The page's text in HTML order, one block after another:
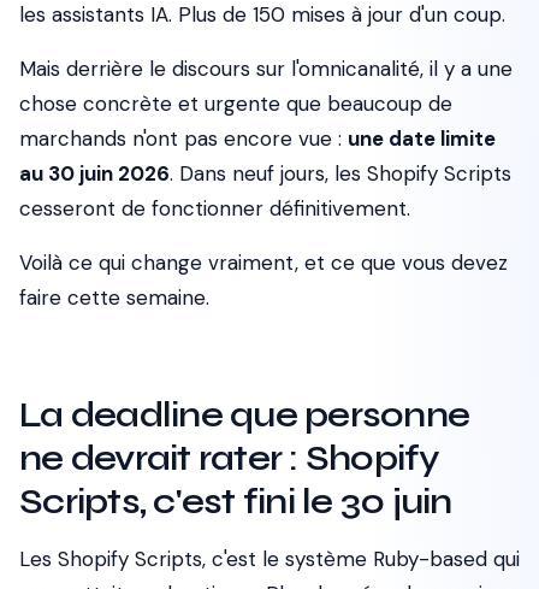
les assistants IA. Plus de 150 mises à jour d'un coup.
Mais derrière le discours sur l'omnicanalité, il y a une
chose concrète et urgente que beaucoup de
marchands n'ont pas encore vue : une date limite
au 30 juin 2026. Dans neuf jours, les Shopify Scripts
cesseront de fonctionner définitivement.
Voilà ce qui change vraiment, et ce que vous devez
faire cette semaine.
La deadline que personne
ne devrait rater : Shopify
Scripts, c'est fini le 30 juin
Les Shopify Scripts, c'est le système Ruby-based qui